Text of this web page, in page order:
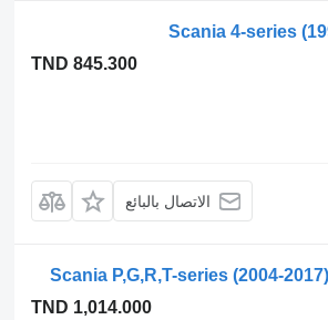
TND 845.300
الاتصال بالبائع
TND 1,014.000